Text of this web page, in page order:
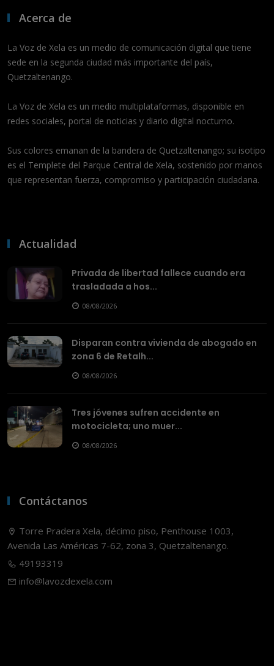
Acerca de
La Voz de Xela es un medio de comunicación digital que tiene
sede en la segunda ciudad más importante del país,
Quetzaltenango.
La Voz de Xela es un medio multiplataformas, disponible en
redes sociales, portal de noticias y diario digital nocturno.
Sus colores emanan de la bandera de Quetzaltenango; su isotipo
es el Templete del Parque Central de Xela, sostenido por manos
que representan fuerza, compromiso y participación ciudadana.
Actualidad
Privada de libertad fallece cuando era
trasladada a hos...
08/08/2026
Disparan contra vivienda de abogado en
zona 6 de Retalh...
08/08/2026
Tres jóvenes sufren accidente en
motocicleta; uno muer...
08/08/2026
Contáctanos
Torre Pradera Xela, décimo piso, Penthouse 1003,
Avenida Las Américas 7-62, zona 3, Quetzaltenango.
49193319
info@lavozdexela.com